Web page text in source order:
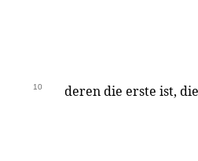
10 deren die erste ist,